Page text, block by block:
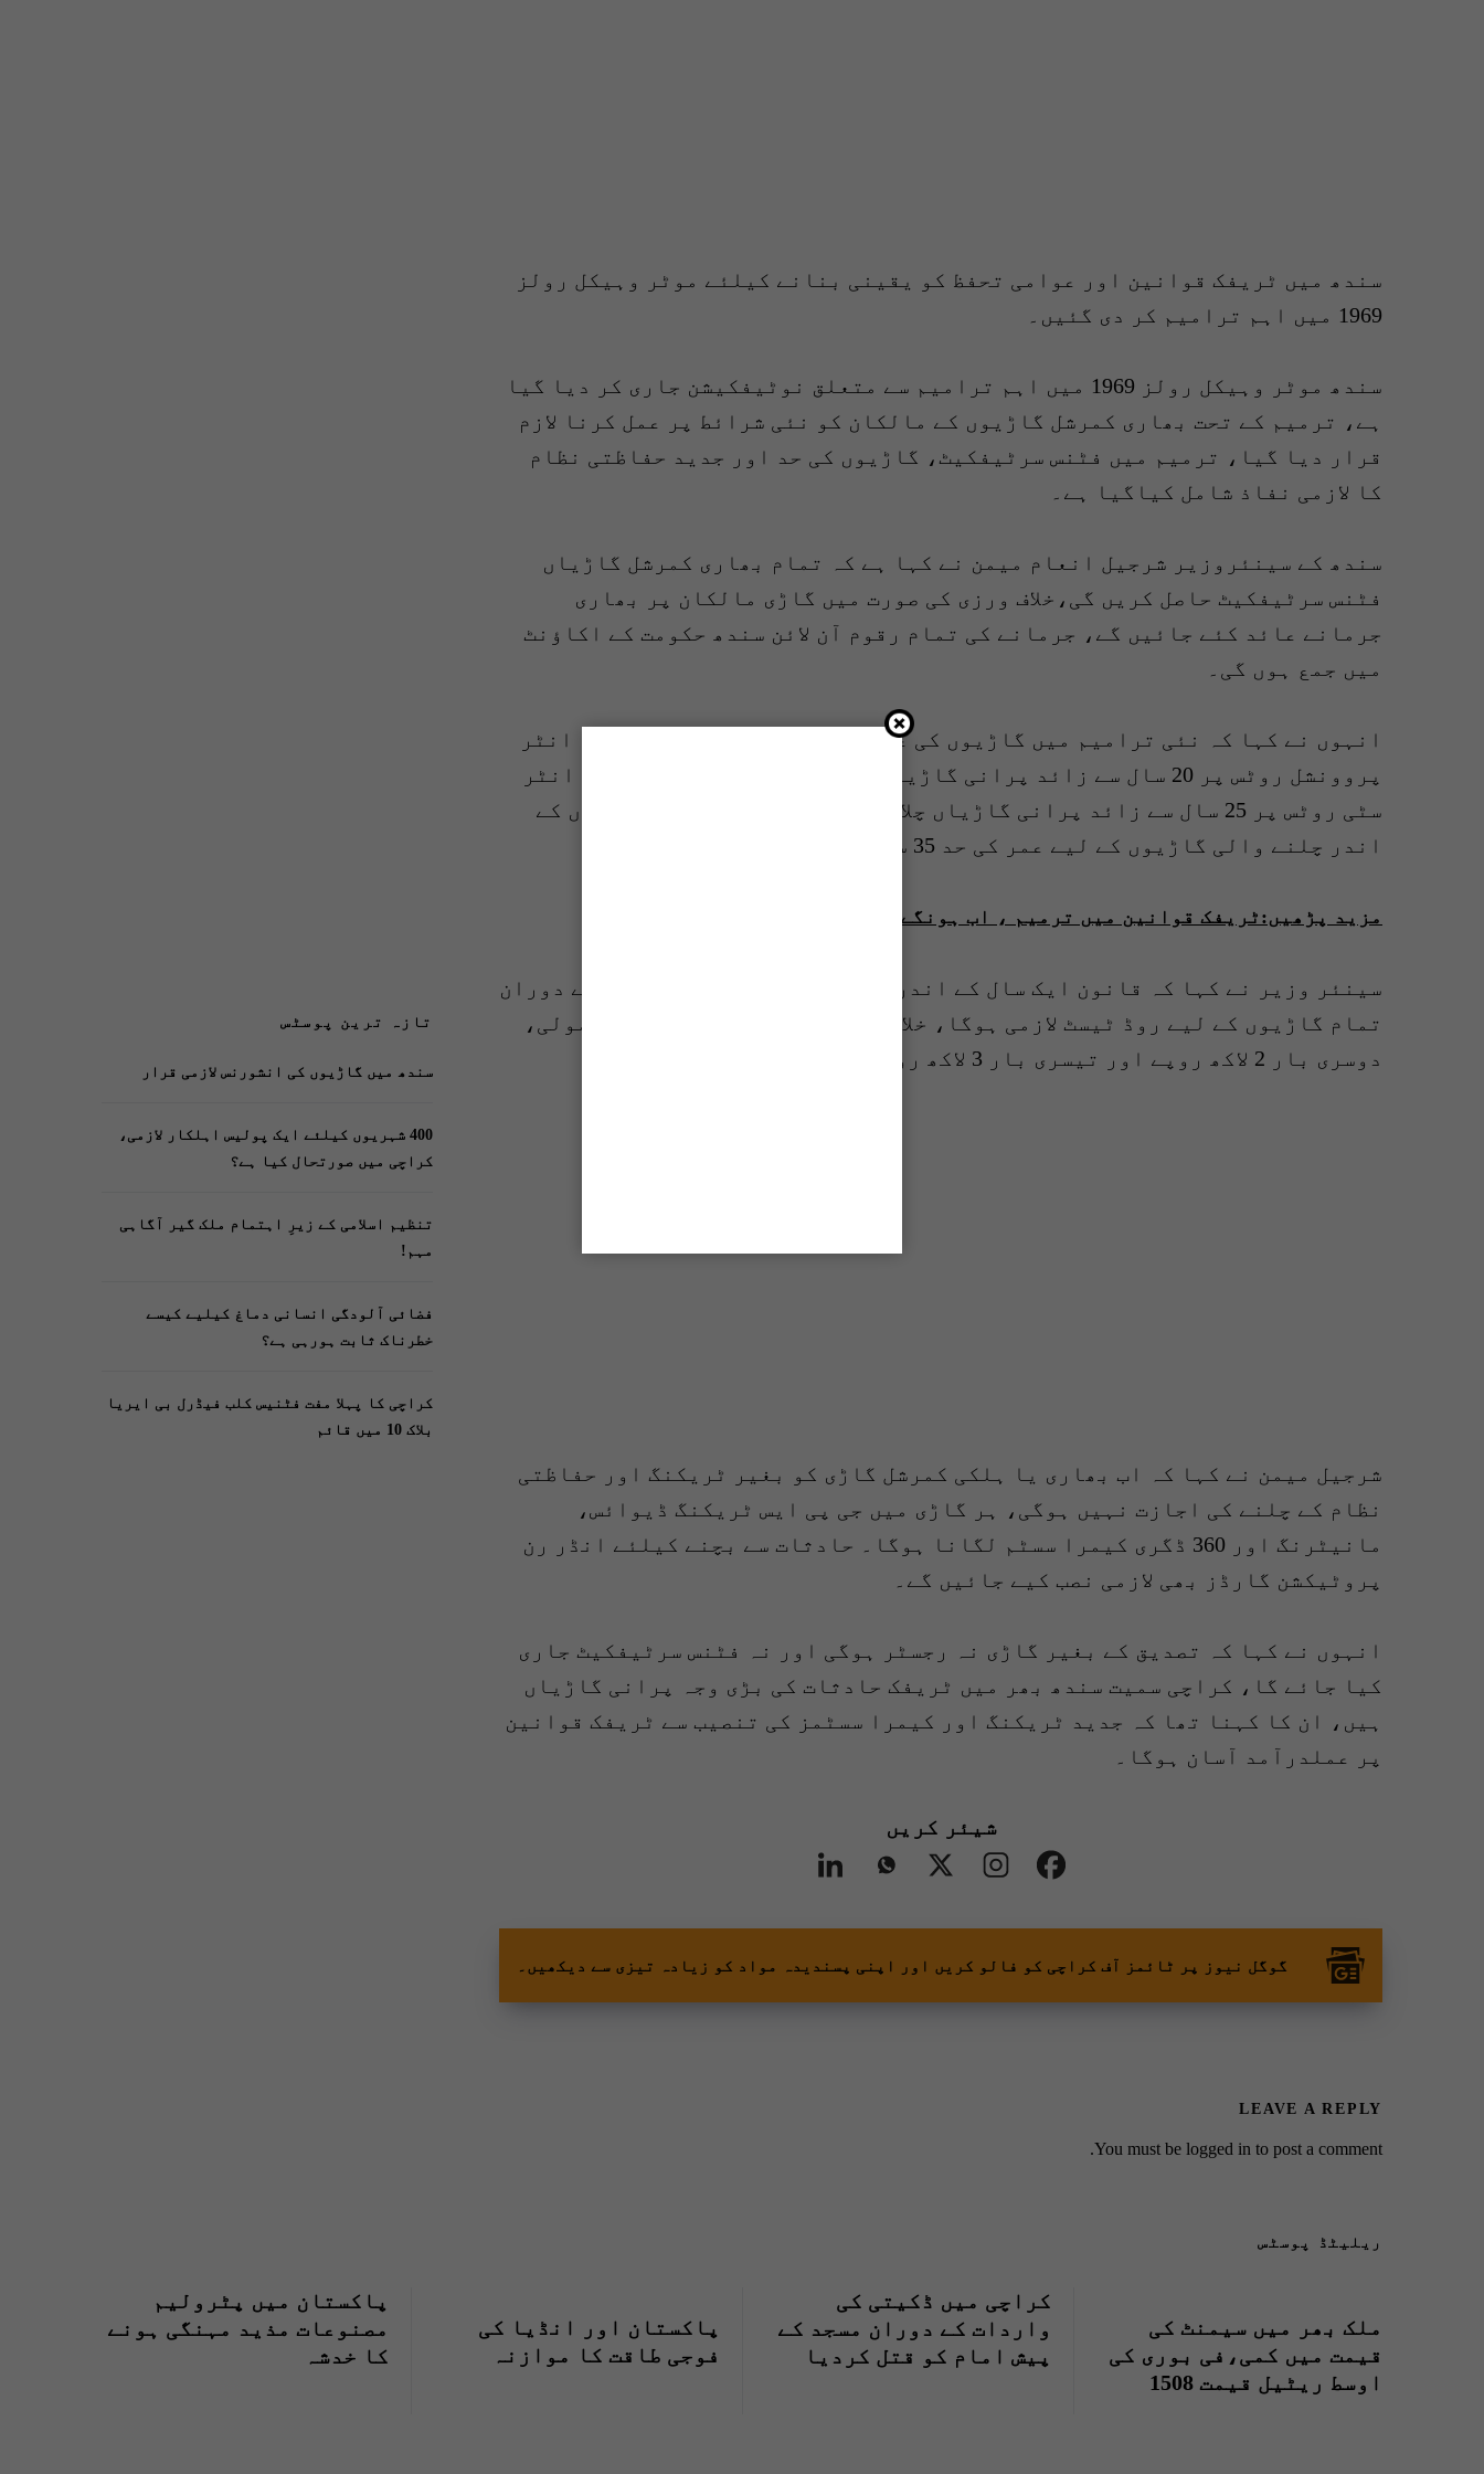
سندھ میں ٹریفک قوانین اور عوامی تحفظ کو یقینی بنانے کیلئے موٹر وہیکل رولز
1969 میں اہم ترامیم کر دی گئیں۔
سندھ موٹر وہیکل رولز 1969 میں اہم ترامیم سے متعلق نوٹیفکیشن جاری کر دیا گیا
ہے، ترمیم کے تحت بھاری کمرشل گاڑیوں کے مالکان کو نئی شرائط پر عمل کرنا لازم
قرار دیا گیا، ترمیم میں فٹنس سرٹیفکیٹ، گاڑیوں کی حد اور جدید حفاظتی نظام
کا لازمی نفاذ شامل کیاگیا ہے۔
سندھ کے سینئروزیر شرجیل انعام میمن نے کہا ہے کہ تمام بھاری کمرشل گاڑیاں
فٹنس سرٹیفکیٹ حاصل کریں گی،خلاف ورزی کی صورت میں گاڑی مالکان پر بھاری
جرمانے عائد کئے جائیں گے، جرمانے کی تمام رقوم آن لائن سندھ حکومت کے اکاؤنٹ
میں جمع ہوں گی۔
انہوں نے کہا کہ نئی ترامیم میں گاڑیوں کی عمر کی حد بھی مقرر کر دی گئی، انٹر
پروونشل روٹس پر 20 سال سے زائد پرانی گاڑیوں کو پرمٹ نہیں دیا جائے گا، انٹر
سٹی روٹس پر 25 سال سے زائد پرانی گاڑیاں چلانے کی اجازت نہیں ہوگی، شہروں کے
اندر چلنے والی گاڑیوں کے لیے عمر کی حد 35 سال مقررکی گئی ہے۔
مزید پڑھیں:ٹریفک قوانین میں ترمیم ، اب ہونگے بڑے اور بھاری جرمانے
سینئر وزیر نے کہا کہ قانون ایک سال کے اندر نافذ العمل ہوگا، ایک سال کے دوران
تمام گاڑیوں کے لیے روڈ ٹیسٹ لازمی ہوگا، خلاف ورزی پر پہلے مرحلے میں معمولی،
دوسری بار 2 لاکھ روپے اور تیسری بار 3 لاکھ روپے جرمانہ کیا جائے گا۔
شرجیل میمن نے کہا کہ اب بھاری یا ہلکی کمرشل گاڑی کو بغیر ٹریکنگ اور حفاظتی
نظام کے چلنے کی اجازت نہیں ہوگی، ہر گاڑی میں جی پی ایس ٹریکنگ ڈیوائس،
مانیٹرنگ اور 360 ڈگری کیمرا سسٹم لگانا ہوگا۔ حادثات سے بچنے کیلئے انڈر رن
پروٹیکشن گارڈز بھی لازمی نصب کیے جائیں گے۔
انہوں نے کہا کہ تصدیق کے بغیر گاڑی نہ رجسٹر ہوگی اور نہ فٹنس سرٹیفکیٹ جاری
کیا جائے گا، کراچی سمیت سندھ بھر میں ٹریفک حادثات کی بڑی وجہ پرانی گاڑیاں
ہیں، ان کا کہنا تھا کہ جدید ٹریکنگ اور کیمرا سسٹمز کی تنصیب سے ٹریفک قوانین
پر عملدرآمد آسان ہوگا۔
شیئر کریں
گوگل نیوز پر ٹائمز آف کراچی کو فالو کریں اور اپنی پسندیدہ مواد کو زیادہ تیزی سے دیکھیں۔
LEAVE A REPLY
You must be logged in to post a comment.
تازہ ترین پوسٹس
سندھ میں گاڑیوں کی انشورنس لازمی قرار
400 شہریوں کیلئے ایک پولیس اہلکار لازمی،
کراچی میں صورتحال کیا ہے؟
تنظیم اسلامی کے زیرِ اہتمام ملک گیر آگاہی
مہم!
فضائی آلودگی انسانی دماغ کیلیے کیسے
خطرناک ثابت ہورہی ہے؟
کراچی کا پہلا مفت فٹنیس کلب فیڈرل بی ایریا
بلاک 10 میں قائم
ریلیٹڈ پوسٹس
ملک بھر میں سیمنٹ کی
قیمت میں کمی،فی بوری کی
اوسط ریٹیل قیمت 1508
کراچی میں ڈکیتی کی
واردات کے دوران مسجد کے
پیش امام کو قتل کردیا
پاکستان اور انڈیا کی
فوجی طاقت کا موازنہ
پاکستان میں پٹرولیم
مصنوعات مذید مہنگی ہونے
کا خدشہ